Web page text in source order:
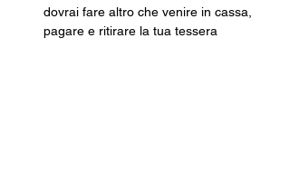
dovrai fare altro che venire in cassa,
pagare e ritirare la tua tessera